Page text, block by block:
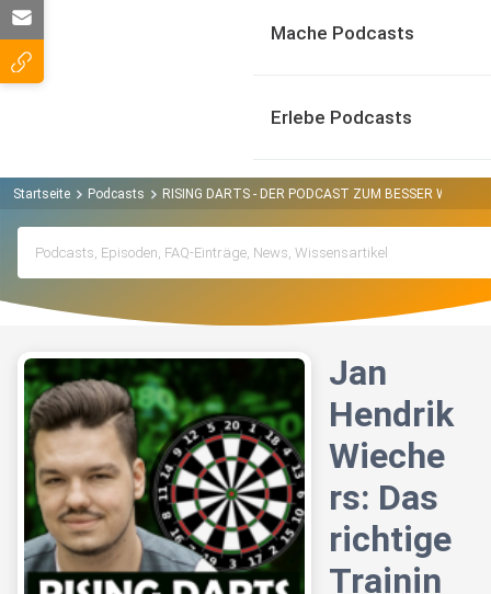
Mache Podcasts
Erlebe Podcasts
Startseite Podcasts RISING DARTS - DER PODCAST ZUM BESSER
Jan
Hendrik
Wieche
rs: Das
richtige
Trainin